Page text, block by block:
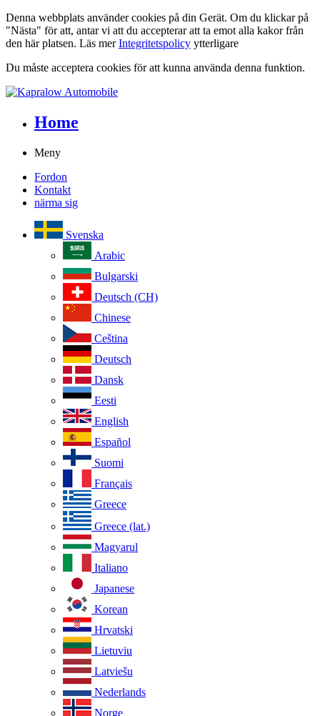
Denna webbplats använder cookies på din Gerät. Om du klickar på
"Nästa" för att, antar vi att du accepterar att ta emot alla kakor från
den här platsen. Läs merIntegritetspolicy ytterligare
Du måste acceptera cookies för att kunna använda denna funktion.
Home
Meny
Fordon
Kontakt
närma sig
Svenska
Arabic
Bulgarski
Deutsch (CH)
Chinese
Ceština
Deutsch
Dansk
Eesti
English
Español
Suomi
Français
Greece
Greece (lat.)
Magyarul
Italiano
Japanese
Korean
Hrvatski
Lietuviu
Latviešu
Nederlands
Norge